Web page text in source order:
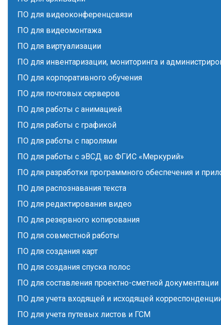
ПО для видеоконференцсвязи
ПО для видеомонтажа
ПО для виртуализации
ПО для инвентаризации, мониторинга и
ПО для корпоративного обучения
ПО для почтовых серверов
ПО для работы с анимацией
ПО для работы с графикой
ПО для работы с паролями
ПО для работы с эВСД во ФГИС «Меркурий»
ПО для разработки программного обеспечения и
ПО для распознавания текста
ПО для редактирования видео
ПО для резервного копирования
ПО для совместной работы
ПО для создания карт
ПО для создания спуска полос
ПО для составления проектно-сметной документации
ПО для учета входящей и исходящей
ПО для учета путевых листов и ГСМ